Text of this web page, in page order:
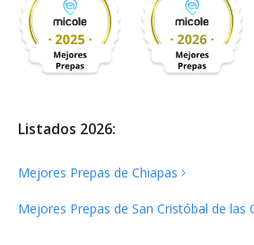
Listados 2026:
Mejores Prepas de Chiapas
Mejores Prepas de San Cristóbal de las